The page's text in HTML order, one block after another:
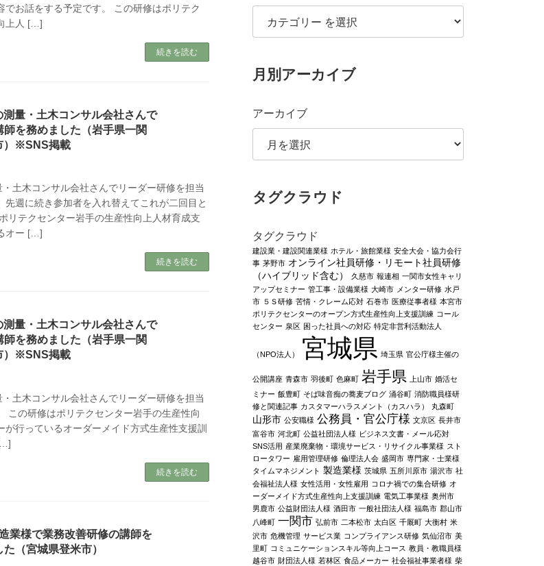
でお話をする予定です。 この研修はポリテク
上人 […]
続きを読む
量・土木コンサル会社さんで
師を務めました（岩手県一関
）※SNS掲載
土木コンサル会社さんでリーダー研修を担当
先週に続き参加者を入れ替えてこれが二回目と
リテクセンター岩手の生産性向上人材育成支
オー […]
続きを読む
量・土木コンサル会社さんで
師を務めました（岩手県一関
）※SNS掲載
土木コンサル会社さんでリーダー研修を担当
この研修はポリテクセンター岩手の生産性向
が行っているオーダーメイド方式生産性支援訓
続きを読む
様で業務改善研修の講師を
（宮城県登米市）
月別アーカイブ
アーカイブ
タグクラウド
タグクラウド
建設業・建設関連業様 ホテル・旅館業様 安全大会・協力会行
事 茅野市 オンライン社員研修・リモート社員研修
（ハイブリッド含む）
久慈市 報連相 一関市女性キャリ
アップセミナー 管工事・設備業様 大崎市 メンター研修 水戸
市 ５Ｓ研修 苦情・クレーム応対 石巻市 医療従事者様 本宮市
ポリテクセンターのオープン方式生産性向上支援訓練 コール
センター 泉区 困った社員への対応 特定非営利活動法人
（NPO法人） 宮城県 埼玉県 官公庁様主催の
公開講座 青森市 羽後町 色麻町 岩手県 上山市 婚活セ
ミナー 飯豊町 そば味音痴の蕎麦ブログ 涌谷町 消防職員様研
修と関連記事 カスタマーハラスメント（カスハラ） 丸森町
山形市 公安職様 公務員・官公庁様 文京区 長井市
富谷市 河北町 公益社団法人様 ビジネス文書・メール応対
SNS活用 産業廃棄物・環境サービス・リサイクル事業様 スト
ロータワー 雇用管理研修 倫理法人会 盛岡市 専門家・士業様
タイムマネジメント 製造業様 茨城県 五所川原市 湯沢市 社
会福祉法人様 女性活用・女性雇用 コロナ禍での集合研修 オ
ーダーメイド方式生産性向上支援訓練 電気工事業様 奥州市
男鹿市 公益財団法人様 酒田市 一般社団法人様 福島市 郡山市
八峰町 一関市 弘前市 二本松市 太白区 千厩町 大衡村 米
沢市 危機管理 サービス業 コンプライアンス研修 気仙沼市 美
里町 コミュニケーションスキル等向上コース 教員・教職員様
越谷市 財団法人様 若林区 食品メーカー 社会福祉事業者様 柴